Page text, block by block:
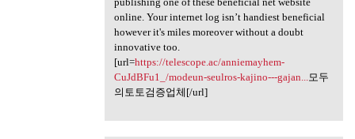
online. Your internet log isn’t handiest beneficial
however it's miles moreover without a doubt
innovative too.
[url=https://telescope.ac/anniemayhem-
CuJdBFu1_/modeun-seulros-kajino---gajan...
모두
의토토검증업체[/url]